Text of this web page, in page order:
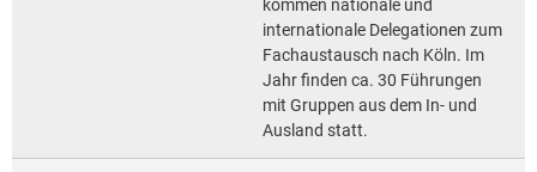
kommen nationale und
internationale Delegationen zum
Fachaustausch nach Köln. Im
Jahr finden ca. 30 Führungen
mit Gruppen aus dem In- und
Ausland statt.